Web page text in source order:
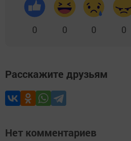
0 0 0 0
Расскажите друзьям
Нет комментариев